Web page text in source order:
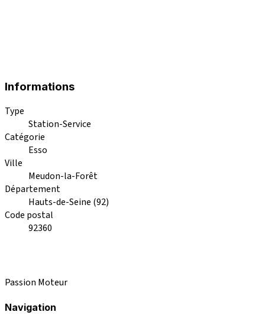
Informations
Type
Station-Service
Catégorie
Esso
Ville
Meudon-la-Forêt
Département
Hauts-de-Seine (92)
Code postal
92360
Passion Moteur
Navigation